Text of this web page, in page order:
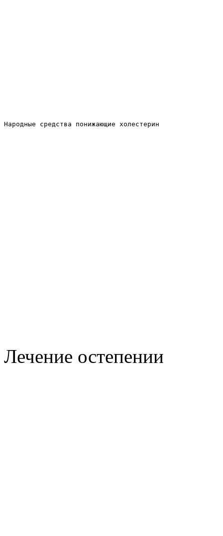
Народные средства понижающие холестерин
Лечение остепении